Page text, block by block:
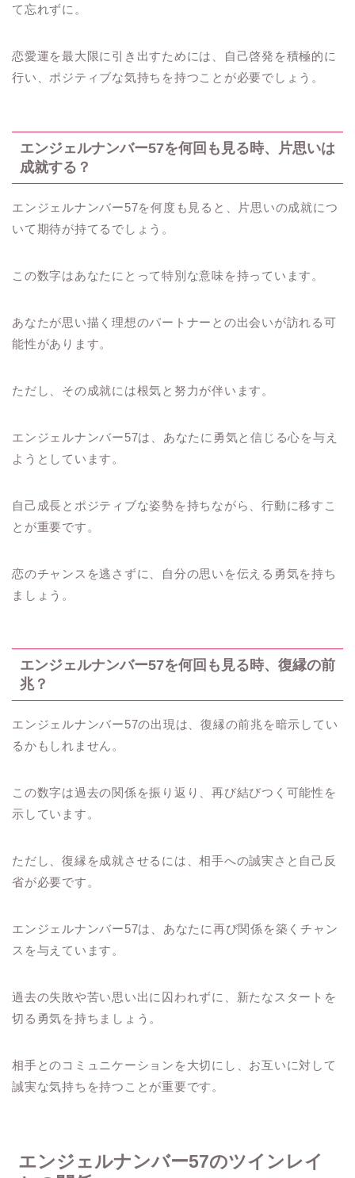
て忘れずに。
恋愛運を最大限に引き出すためには、自己啓発を積極的に
行い、ポジティブな気持ちを持つことが必要でしょう。
エンジェルナンバー57を何回も見る時、片思いは
成就する？
エンジェルナンバー57を何度も見ると、片思いの成就につ
いて期待が持てるでしょう。
この数字はあなたにとって特別な意味を持っています。
あなたが思い描く理想のパートナーとの出会いが訪れる可
能性があります。
ただし、その成就には根気と努力が伴います。
エンジェルナンバー57は、あなたに勇気と信じる心を与え
ようとしています。
自己成長とポジティブな姿勢を持ちながら、行動に移すこ
とが重要です。
恋のチャンスを逃さずに、自分の思いを伝える勇気を持ち
ましょう。
エンジェルナンバー57を何回も見る時、復縁の前
兆？
エンジェルナンバー57の出現は、復縁の前兆を暗示してい
るかもしれません。
この数字は過去の関係を振り返り、再び結びつく可能性を
示しています。
ただし、復縁を成就させるには、相手への誠実さと自己反
省が必要です。
エンジェルナンバー57は、あなたに再び関係を築くチャン
スを与えています。
過去の失敗や苦い思い出に囚われずに、新たなスタートを
切る勇気を持ちましょう。
相手とのコミュニケーションを大切にし、お互いに対して
誠実な気持ちを持つことが重要です。
エンジェルナンバー57のツインレイ